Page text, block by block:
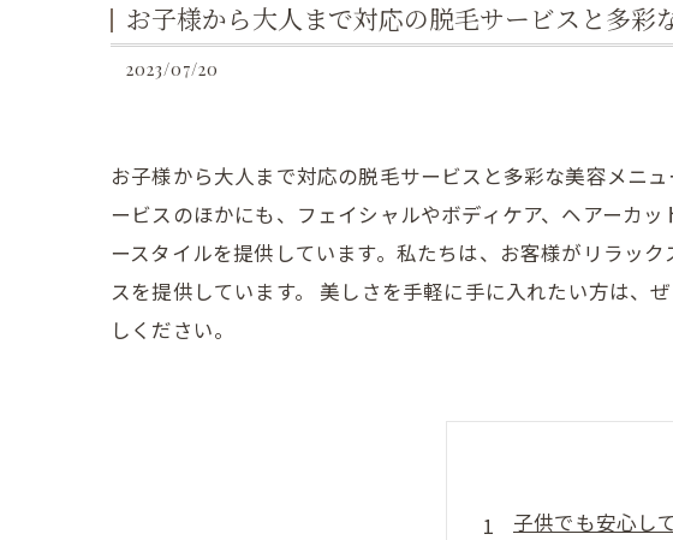
お子様から大人まで対応の脱毛サービスと多彩
2023/07/20
お子様から大人まで対応の脱毛サービスと多彩な美容メニ
ービスのほかにも、フェイシャルやボディケア、ヘアーカ
ースタイルを提供しています。私たちは、お客様がリラッ
スを提供しています。 美しさを手軽に手に入れたい方は、
しください。
子供でも安心し